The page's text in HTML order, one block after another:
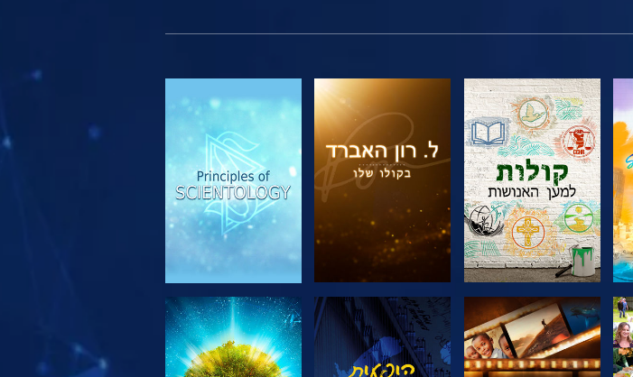
בדוק את הסדרה בדוק את הסדרה צפה